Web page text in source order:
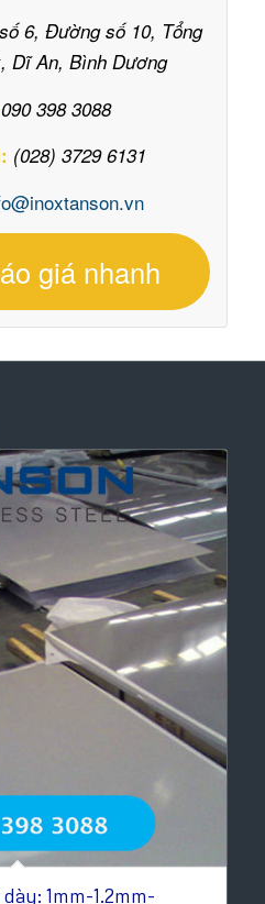
6, Đường số 10, Tổng
Dĩ An, Bình Dương
090 398 3088
(028) 3729 6131
giá nhanh
1mm-1.2mm-